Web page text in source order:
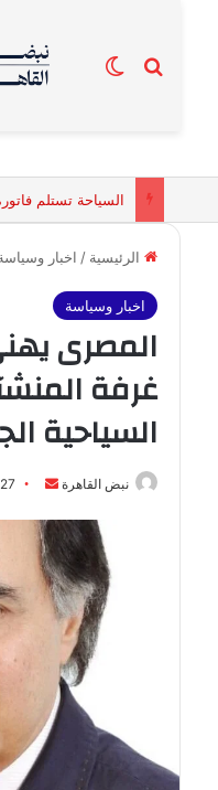
بحث عنالوضع المظلم
الرئيسية / اخبار
اخبار وسياسة
المصرى
غرفة
السياحية
نبض القاهرة
أرسل
إلكترونيا
27 يونيو، 2024